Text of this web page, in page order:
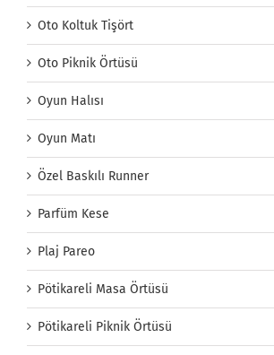
Oto Koltuk Tişört
Oto Piknik Örtüsü
Oyun Halısı
Oyun Matı
Özel Baskılı Runner
Parfüm Kese
Plaj Pareo
Pötikareli Masa Örtüsü
Pötikareli Piknik Örtüsü